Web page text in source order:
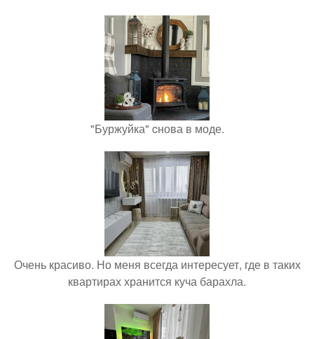
"Буржуйка" cнова в моде.
Очень красиво. Но меня всегда интересует, где в таких
квартирах хранится куча барахла.